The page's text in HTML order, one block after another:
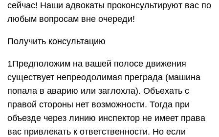
сейчас! Наши адвокаты проконсультируют вас по
любым вопросам вне очереди!
Получить консультацию
1Предположим на вашей полосе движения
существует непреодолимая преграда (машина
попала в аварию или заглохла). Объехать с
правой стороны нет возможности. Тогда при
объезде через линию инспектор не имеет права
вас привлекать к ответственности. Но если